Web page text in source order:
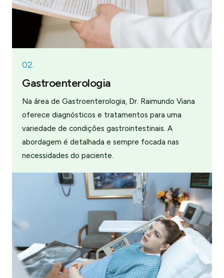
02.
Gastroenterologia
Na área de Gastroenterologia, Dr. Raimundo Viana
oferece diagnósticos e tratamentos para uma
variedade de condições gastrointestinais. A
abordagem é detalhada e sempre focada nas
necessidades do paciente.